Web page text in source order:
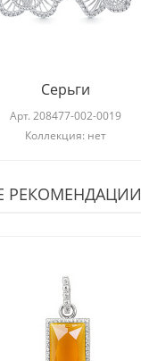
Серьги
Арт. 208477-002-0019
Коллекция: нет
РЕКОМЕНДАЦИИ